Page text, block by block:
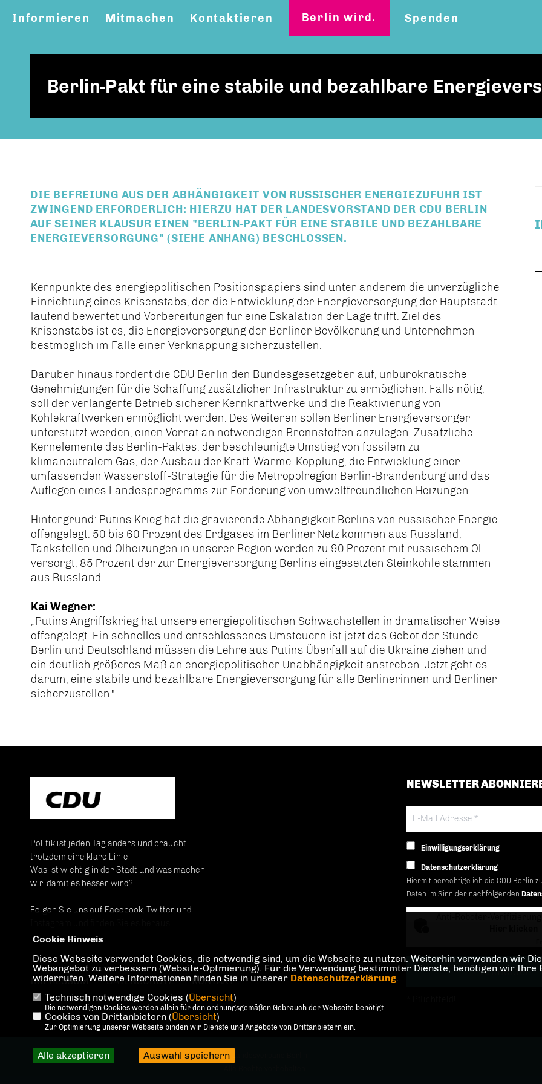
Informieren Mitmachen Kontaktieren Berlin wird. Spenden
Berlin-Pakt für eine stabile und bezahlbare
DIE BEFREIUNG AUS DER ABHÄNGIGKEIT VON RUSSISCHER ENERGIEZUFUHR IST
ZWINGEND ERFORDERLICH: HIERZU HAT DER LANDESVORSTAND DER CDU BERLIN
AUF SEINER KLAUSUR EINEN "BERLIN-PAKT FÜR EINE STABILE UND BEZAHLBARE
ENERGIEVERSORGUNG" (SIEHE ANHANG) BESCHLOSSEN.
Kernpunkte des energiepolitischen Positionspapiers sind unter anderem die unverzügliche
Einrichtung eines Krisenstabs, der die Entwicklung der Energieversorgung der Hauptstadt
laufend bewertet und Vorbereitungen für eine Eskalation der Lage trifft. Ziel des
Krisenstabs ist es, die Energieversorgung der Berliner Bevölkerung und Unternehmen
bestmöglich im Falle einer Verknappung sicherzustellen.
Darüber hinaus fordert die CDU Berlin den Bundesgesetzgeber auf, unbürokratische
Genehmigungen für die Schaffung zusätzlicher Infrastruktur zu ermöglichen. Falls nötig,
soll der verlängerte Betrieb sicherer Kernkraftwerke und die Reaktivierung von
Kohlekraftwerken ermöglicht werden. Des Weiteren sollen Berliner Energieversorger
unterstützt werden, einen Vorrat an notwendigen Brennstoffen anzulegen. Zusätzliche
Kernelemente des Berlin-Paktes: der beschleunigte Umstieg von fossilem zu
klimaneutralem Gas, der Ausbau der Kraft-Wärme-Kopplung, die Entwicklung einer
umfassenden Wasserstoff-Strategie für die Metropolregion Berlin-Brandenburg und das
Auflegen eines Landesprogramms zur Förderung von umweltfreundlichen Heizungen.
Hintergrund: Putins Krieg hat die gravierende Abhängigkeit Berlins von russischer Energie
offengelegt: 50 bis 60 Prozent des Erdgases im Berliner Netz kommen aus Russland,
Tankstellen und Ölheizungen in unserer Region werden zu 90 Prozent mit russischem Öl
versorgt, 85 Prozent der zur Energieversorgung Berlins eingesetzten Steinkohle stammen
aus Russland.
Kai Wegner:
Putins Angriffskrieg hat unsere energiepolitischen Schwachstellen in dramatischer Weise
offengelegt. Ein schnelles und entschlossenes Umsteuern ist jetzt das Gebot der Stunde.
Berlin und Deutschland müssen die Lehre aus Putins Überfall auf die Ukraine ziehen und
ein deutlich größeres Maß an energiepolitischer Unabhängigkeit anstreben. Jetzt geht es
darum, eine stabile und bezahlbare Energieversorgung für alle Berlinerinnen und Berliner
sicherzustellen."
Politik ist jeden Tag anders und braucht
trotzdem eine klare Linie.
Was ist wichtig in der Stadt und was machen
wir, damit es besser wird?
Folgen Sie uns auf Facebook, Twitter und
IMPRESSUM DATENSCHUTZ KONTAKT
NEWSLETTER
Einwilligungserklärung
Datenschutzerklärung
Hiermit berechtige ich die CDU Berlin
Daten im Sinn der nachfolgenden
@2026 CDU Landesverband Berlin
Cookie Hinweis
Diese Webseite verwendet Cookies, die notwendig sind, um die Webseite zu nutzen. Weiterhin verwenden wir
Webangebot zu verbessern (Website-Optmierung). Für die Verwendung bestimmter Dienste, benötigen wir Ihre
widerrufen. Weitere Informationen finden Sie in unserer Datenschutzerklärung.
Technisch notwendige Cookies (Übersicht)
Die notwendigen Cookies werden allein für den ordnungsgemäßen Gebrauch der Webseite benötigt.
Cookies von Drittanbietern (Übersicht)
Zur Optimierung unserer Webseite binden wir Dienste und Angebote von Drittanbietern ein.
Alle akzeptieren Auswahl speichern